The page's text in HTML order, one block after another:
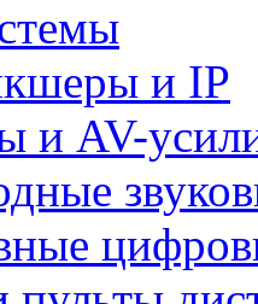
и IP
и AV-